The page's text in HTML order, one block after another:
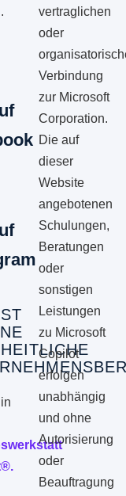
vertraglichen
oder
Verbindung
zur Microsoft
Corporation.
Die auf
dieser
Website
angebotenen
Schulungen,
Beratungen
oder
sonstigen
Leistungen
zu Microsoft
Copilot
erfolgen
unabhängig
und ohne
Autorisierung
oder
Beauftragung